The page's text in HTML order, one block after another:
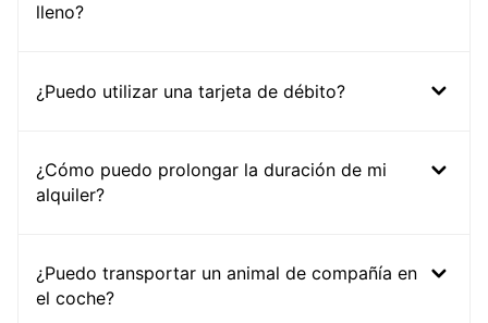
lleno?
¿Puedo utilizar una tarjeta de débito?
¿Cómo puedo prolongar la duración de mi
alquiler?
¿Puedo transportar un animal de compañía en
el coche?